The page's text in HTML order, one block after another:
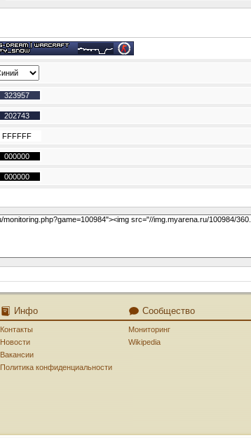
Инфо
Контакты
Новости
Вакансии
Политика конфиденциальности
Сообщество
Мониторинг
Wikipedia